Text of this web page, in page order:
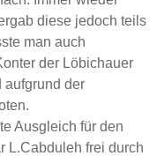
diese jedoch teils
man auch
der Löbichauer
aufgrund der
Ausgleich für den
L.Cabduleh frei durch